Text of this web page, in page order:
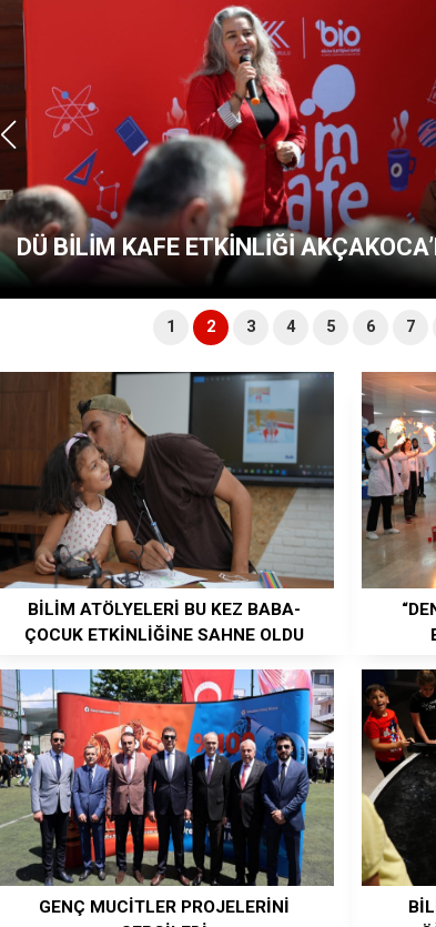
DÜ BİLİM KAFE ETKİNLİĞİ
1 2 3 4 5 6 7
BİLİM ATÖLYELERİ BU KEZ BABA-
ÇOCUK ETKİNLİĞİNE SAHNE OLDU
GENÇ MUCİTLER PROJELERİNİ